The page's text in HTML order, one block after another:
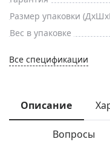
Размер упаковки
Вес в упаковке
Все спецификации
Описание
Вопросы